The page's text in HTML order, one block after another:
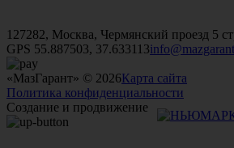
127282, Москва, Чермянский проезд 5
GPS 55.887503, 37.633113
«МазГарант» © 2026Карта сайта
Политика конфиденциальности
Создание и продвижение